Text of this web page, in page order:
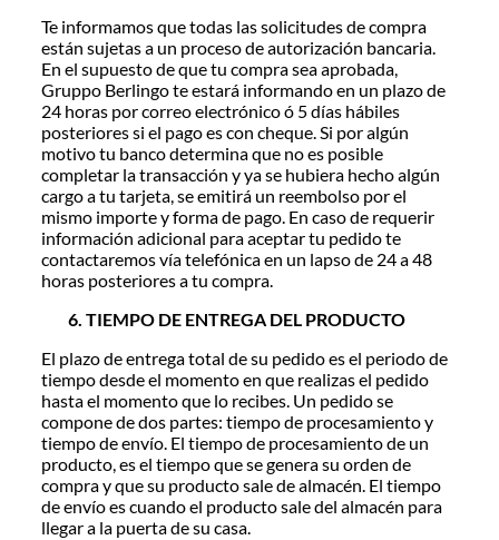
Te informamos que todas las solicitudes de compra
están sujetas a un proceso de autorización bancaria.
En el supuesto de que tu compra sea aprobada,
Gruppo Berlingo te estará informando en un plazo de
24 horas por correo electrónico ó 5 días hábiles
posteriores si el pago es con cheque. Si por algún
motivo tu banco determina que no es posible
completar la transacción y ya se hubiera hecho algún
cargo a tu tarjeta, se emitirá un reembolso por el
mismo importe y forma de pago. En caso de requerir
información adicional para aceptar tu pedido te
contactaremos vía telefónica en un lapso de 24 a 48
horas posteriores a tu compra.
TIEMPO DE ENTREGA DEL PRODUCTO
El plazo de entrega total de su pedido es el periodo de
tiempo desde el momento en que realizas el pedido
hasta el momento que lo recibes. Un pedido se
compone de dos partes: tiempo de procesamiento y
tiempo de envío. El tiempo de procesamiento de un
producto, es el tiempo que se genera su orden de
compra y que su producto sale de almacén. El tiempo
de envío es cuando el producto sale del almacén para
llegar a la puerta de su casa.